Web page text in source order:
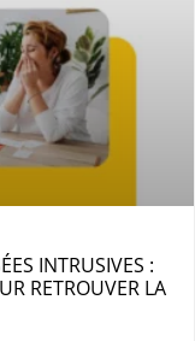
INTRUSIVES :
RETROUVER LA